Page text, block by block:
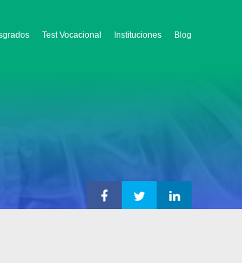
Test Vocacional Instituciones Blog